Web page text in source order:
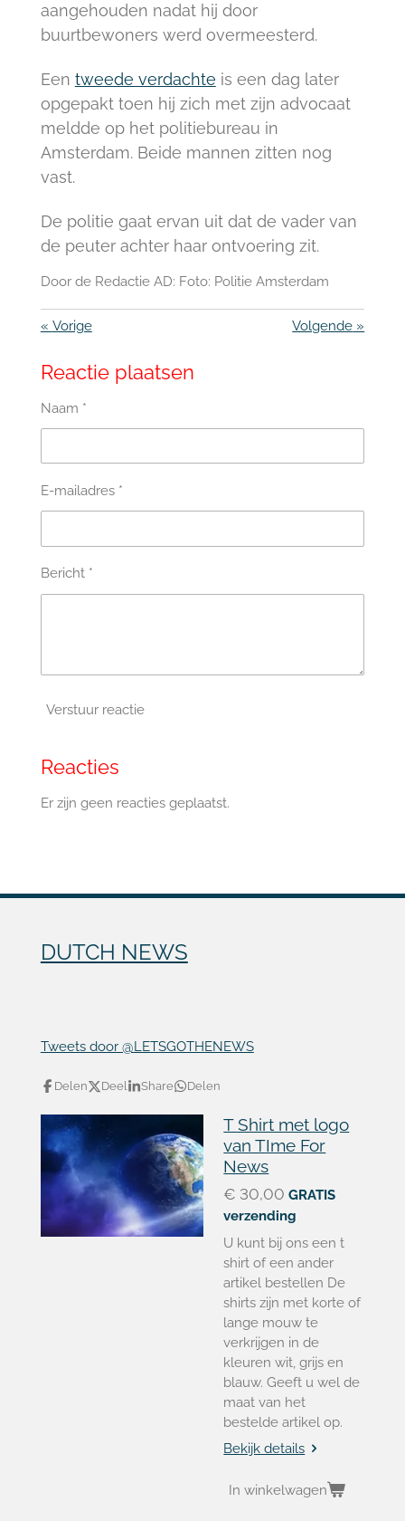
aangehouden nadat hij door
buurtbewoners werd overmeesterd.
Een tweede verdachte is een dag later
opgepakt toen hij zich met zijn advocaat
meldde op het politiebureau in
Amsterdam. Beide mannen zitten nog
vast.
De politie gaat ervan uit dat de vader van
de peuter achter haar ontvoering zit.
Door de Redactie AD: Foto: Politie Amsterdam
« Vorige Volgende »
Reactie plaatsen
Naam *
E-mailadres *
Bericht *
Verstuur reactie
Reacties
Er zijn geen reacties geplaatst.
DUTCH NEWS
Tweets door @LETSGOTHENEWS
Delen Deel Share Delen
T Shirt met logo
van TIme For
News
€ 30,00 GRATIS
verzending
U kunt bij ons een t
shirt of een ander
artikel bestellen De
shirts zijn met korte of
lange mouw te
verkrijgen in de
kleuren wit, grijs en
blauw. Geeft u wel de
maat van het
bestelde artikel op.
Bekijk details
In winkelwagen